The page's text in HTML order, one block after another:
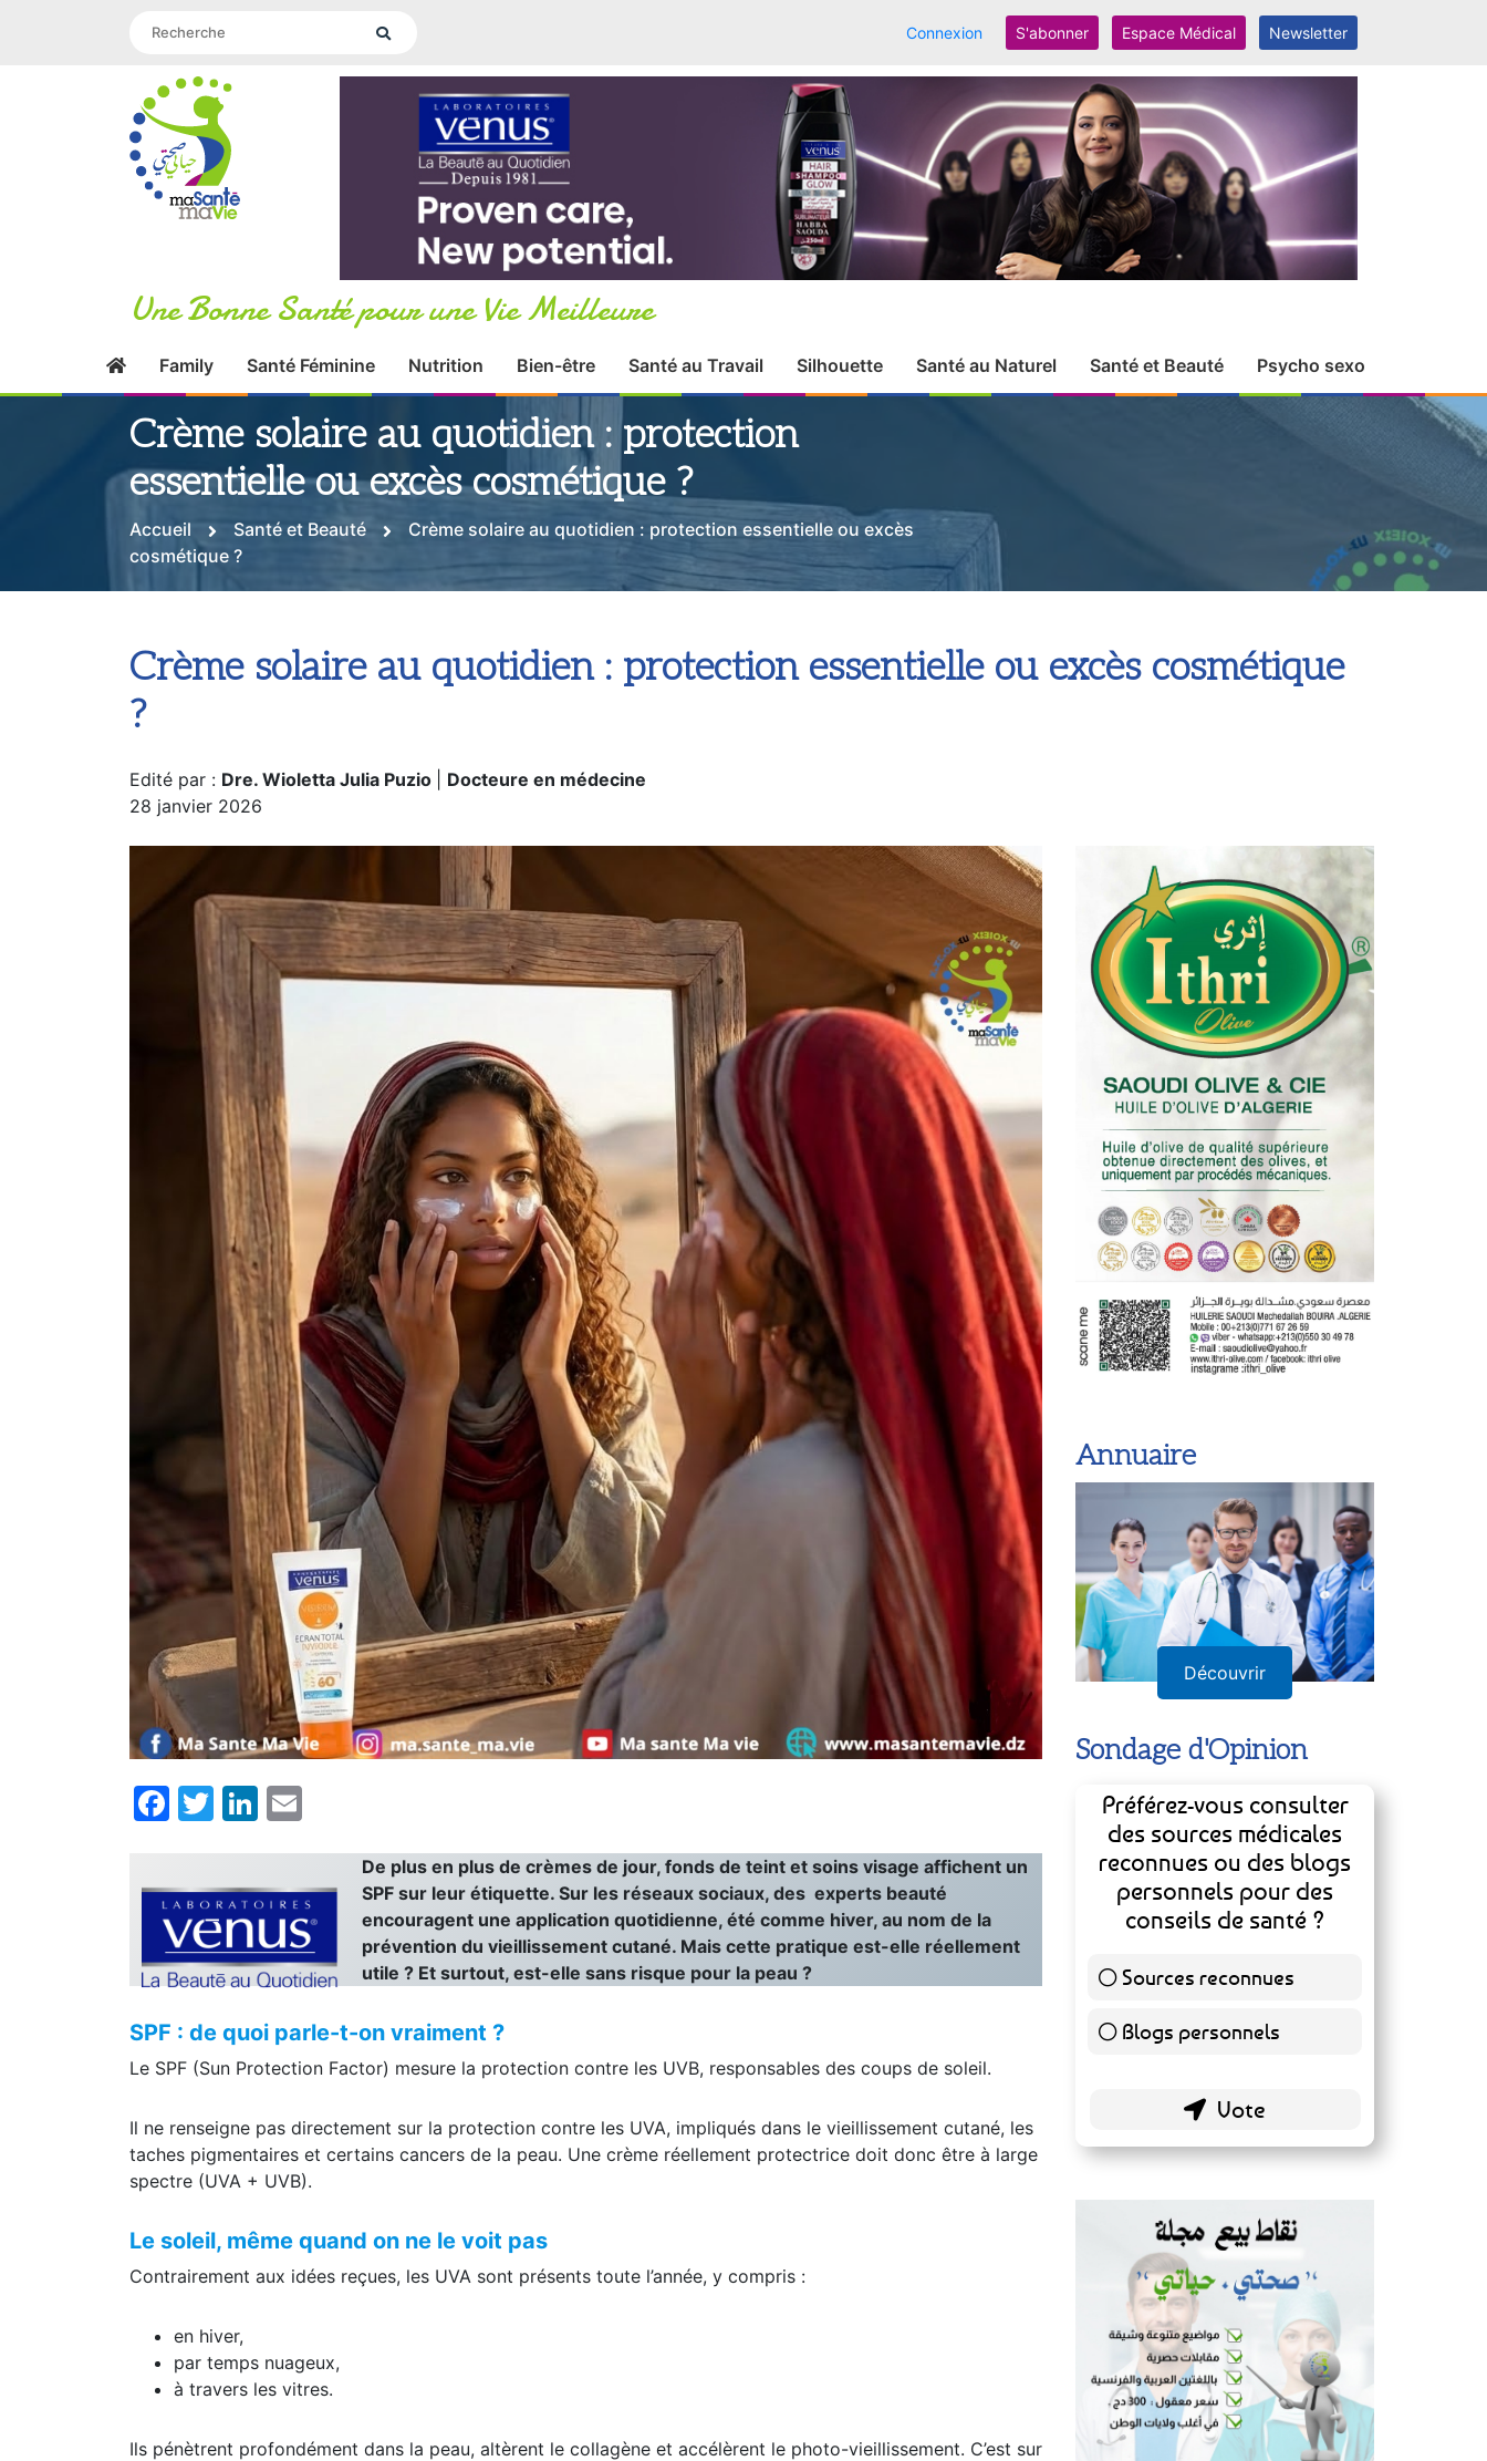
Connexion S'abonner Espace Médical Newsletter
Une Bonne Santé pour une Vie Meilleure
Family Santé Féminine Nutrition Bien-être Santé au Travail Silhouette Santé au Naturel Santé et Beauté Psycho sexo
Crème solaire au quotidien : protection
essentielle ou excès cosmétique ?
Accueil Santé et Beauté
Crème solaire au quotidien : protection essentielle ou excès
cosmétique ?
Crème solaire au quotidien : protection essentielle ou excès cosmétique
?
Edité par : Dre. Wioletta Julia Puzio
Docteure en médecine
28 janvier 2026
Facebook
TwitterLinkedIn
De plus en plus de crèmes de jour, fonds de teint et soins visage affichent un
SPF sur leur étiquette. Sur les réseaux sociaux, des experts beauté
encouragent une application quotidienne, été comme hiver, au nom de la
prévention du vieillissement cutané. Mais cette pratique est-elle réellement
utile ? Et surtout, est-elle sans risque pour la peau ?
SPF : de quoi parle-t-on vraiment ?
Le SPF (Sun Protection Factor) mesure la protection contre les UVB, responsables des coups de soleil.
Il ne renseigne pas directement sur la protection contre les UVA, impliqués dans le vieillissement cutané, les
taches pigmentaires et certains cancers de la peau. Une crème réellement protectrice doit donc être à large
spectre (UVA + UVB).
Le soleil, même quand on ne le voit pas
Contrairement aux idées reçues, les UVA sont présents toute l’année, y compris :
en hiver,
par temps nuageux,
à travers les vitres.
Ils pénètrent profondément dans la peau, altèrent le collagène et accélèrent le photo-vieillissement. C’est sur
Annuaire
Découvrir
Sondage d'Opinion
Préférez-vous consulter
des sources médicales
reconnues ou des blogs
personnels pour des
conseils de santé ?
Sources reconnues
140 ( 73.3 % )
Blogs personnels51 ( 26.7 % )